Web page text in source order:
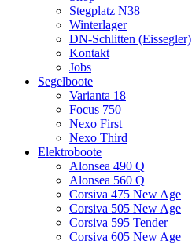
Stegplatz N38
Winterlager
DN-Schlitten (Eissegler)
Kontakt
Jobs
Segelboote
Varianta 18
Focus 750
Nexo First
Nexo Third
Elektroboote
Alonsea 490 Q
Alonsea 560 Q
Corsiva 475 New Age
Corsiva 505 New Age
Corsiva 595 Tender
Corsiva 605 New Age